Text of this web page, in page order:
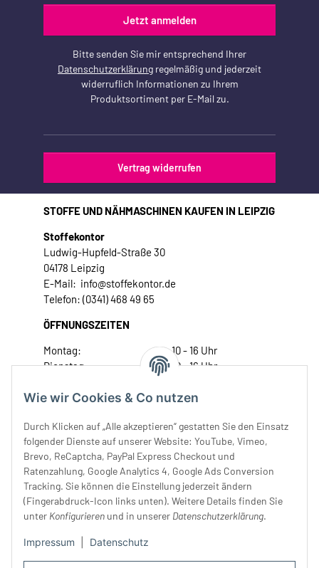
Wie wir Cookies & Co nutzen
Durch Klicken auf „Alle akzeptieren“ gestatten Sie den Einsatz
folgender Dienste auf unserer Website: YouTube, Vimeo,
Brevo, ReCaptcha, PayPal Express Checkout und
Ratenzahlung, Google Analytics 4, Google Ads Conversion
Tracking. Sie können die Einstellung jederzeit ändern
(Fingerabdruck-Icon links unten). Weitere Details finden Sie
unter Konfigurieren und in unserer Datenschutzerklärung.
Impressum Datenschutz
Jetzt anmelden
Bitte senden Sie mir entsprechend Ihrer
Datenschutzerklärung regelmäßig und jederzeit
widerruflich Informationen zu Ihrem
Produktsortiment per E-Mail zu.
Vertrag widerrufen
STOFFE UND NÄHMASCHINEN KAUFEN IN LEIPZIG
Stoffekontor
Ludwig-Hupfeld-Straße 30
04178 Leipzig
E-Mail: info@stoffekontor.de
Telefon: (0341) 468 49 65
ÖFFNUNGSZEITEN
Montag:
10 - 16 Uhr
Dienstag:
10 - 16 Uhr
Donnerstag:
10 - 18 Uhr
Samstag:
10 - 14 Uhr
Unser Service
Rechtliches